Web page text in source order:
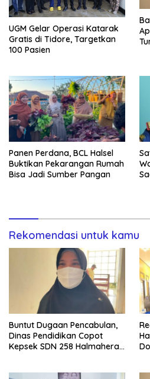
UGM Gelar Operasi Katarak
Gratis di Tidore, Targetkan
100 Pasien
Panen Perdana, BCL Halsel
Buktikan Pekarangan Rumah
Bisa Jadi Sumber Pangan
Rekomendasi untuk kamu
Buntut Dugaan Pencabulan,
Dinas Pendidikan Copot
Kepsek SDN 258 Halmahera